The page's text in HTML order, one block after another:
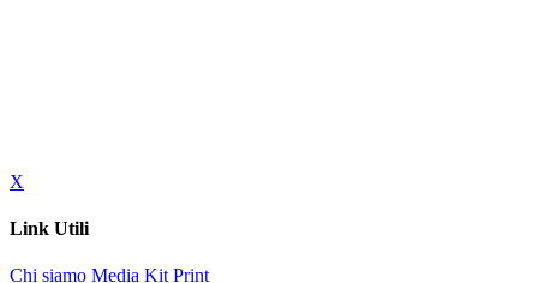
X
Link Utili
Chi siamo Media Kit Print